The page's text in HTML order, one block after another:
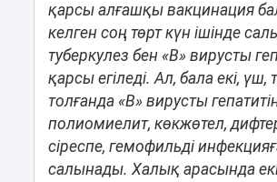
қарсы алғашқы вакцинация
келген соң төрт күн ішінде
туберкулез бен «В» вирусты
қарсы егіледі. Ал, бала екі, үш,
толғанда «В» вирусты
полиомиелит, көкжөтел,
сіреспе, гемофильді
салынады. Халық арасында